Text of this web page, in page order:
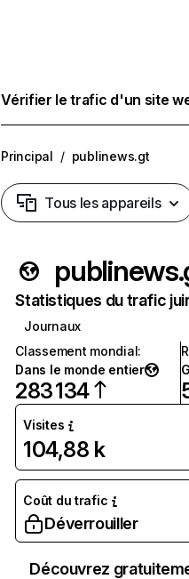
Vérifier le trafic d'un site
Principal / publinews.gt
Tous les appareils
Statistiques du trafic
Journaux
Classement mondial:
Dans le monde entier
283 134
Visites
104,88 k
Coût du trafic
Déverrouiller
Découvrez